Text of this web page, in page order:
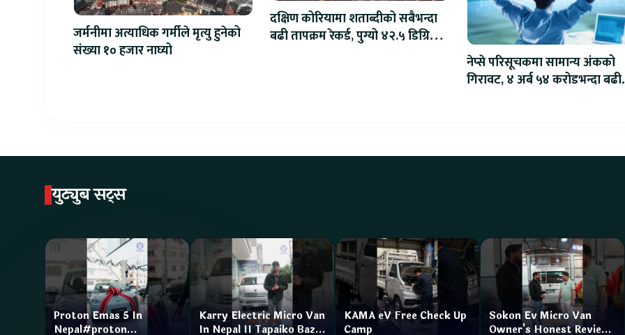
जर्मनीमा अत्याधिक गर्मीले मृत्यु हुनेको
संख्या १० हजार नाघ्यो
दक्षिण कोरियामा शताब्दीको सबैभन्दा
बढी तापक्रम रेकर्ड, पुग्यो ४२.५ डिग्रि
नेप्से परिसूचकमा सामान्य अंकको
गिरावट, ४ अर्ब ५४ करोडभन्दा
युट्युब सट्स
Proton Emas 5 In
Nepal#proton
Karry Electric Micro Van
In Nepal II Tapaiko Bazar
KAMA eV Free Check Up
Camp
Sokon Ev Micro Van
Owner's Honest Review